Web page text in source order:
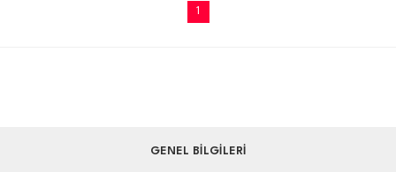
1
GENEL BİLGİLERİ